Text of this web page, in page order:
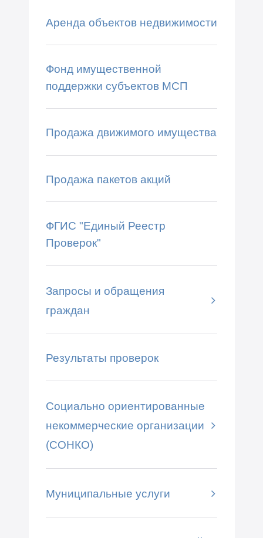
Аренда объектов недвижимости
Фонд имущественной
поддержки субъектов МСП
Продажа движимого имущества
Продажа пакетов акций
ФГИС "Единый Реестр
Проверок"
Запросы и обращения
граждан
Результаты проверок
Социально ориентированные
некоммерческие организации
(СОНКО)
Муниципальные услуги